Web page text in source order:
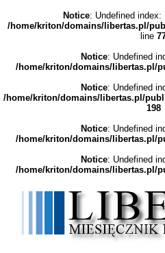
Notice: Undefined index:
/home/kriton/domains/libertas.pl/
line
Notice: Undefined
/home/kriton/domains/libertas.pl/
Notice: Undefined
/home/kriton/domains/libertas.pl/
198
Notice: Undefined
/home/kriton/domains/libertas.pl/
Notice: Undefined
/home/kriton/domains/libertas.pl/